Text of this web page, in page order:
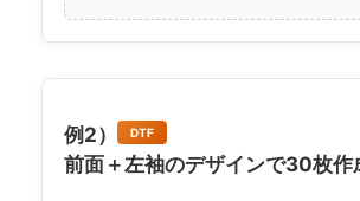
例2） DTF
前面＋左袖のデザインで30枚作